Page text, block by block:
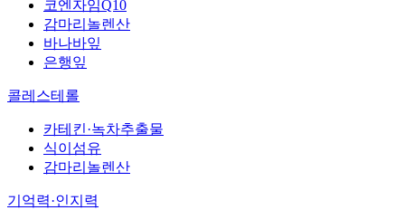
코엔자임Q10
감마리놀렌산
바나바잎
은행잎
콜레스테롤
카테킨·녹차추출물
식이섬유
감마리놀렌산
기억력·인지력